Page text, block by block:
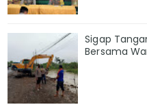
Sigap
Bersama